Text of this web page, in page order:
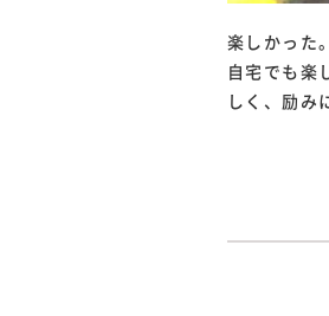
楽しかった。
自宅でも楽
しく、励み